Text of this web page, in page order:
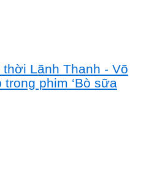
Lãnh Thanh - Võ
phim ‘Bò sữa